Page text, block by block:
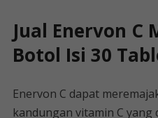
Jual Enervon
Botol Isi 30
Enervon C dapat
kandungan vitamin C